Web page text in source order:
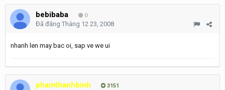
bebibaba 0
Đã đăng Tháng 12 23, 2008
nhanh len may bac oi, sap ve we ui
phamthanhbinh 3151